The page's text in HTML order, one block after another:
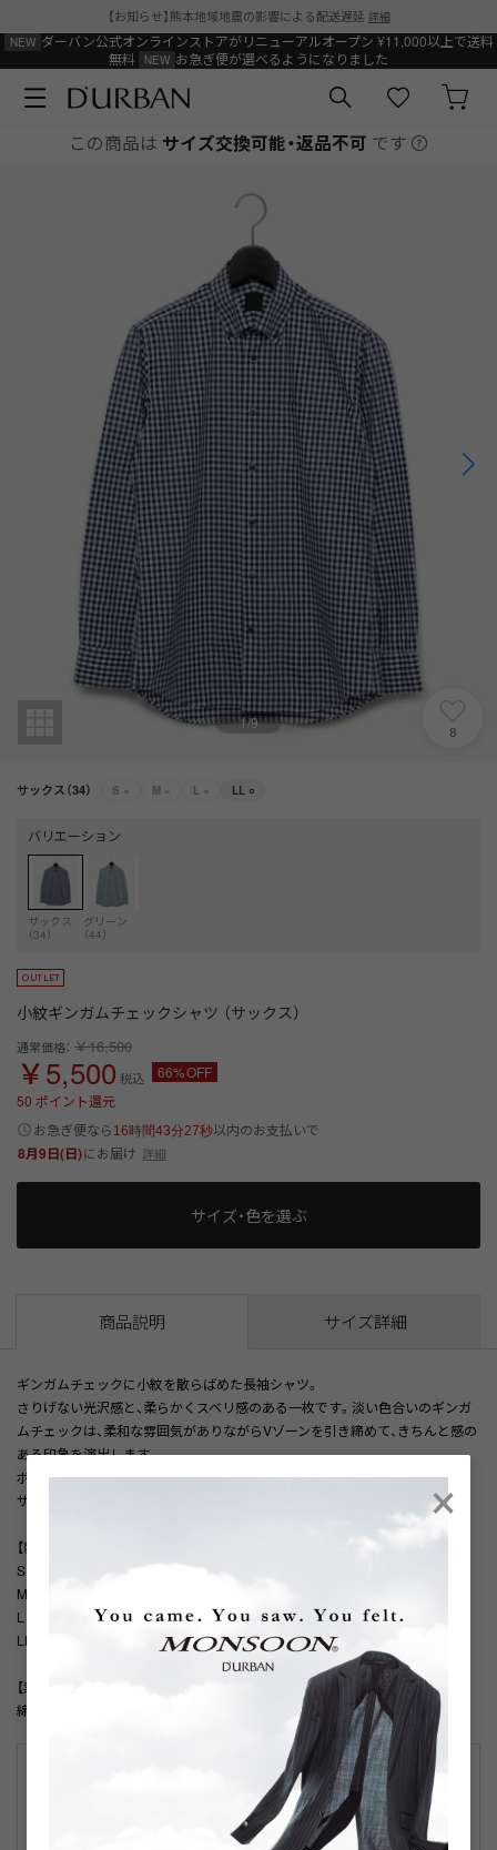
【お知らせ】熊本地域地震の影響による配送遅延 詳細
ダーバン公式オンラインストアがリニューアルオープン ¥11,000以上で送料
無料
お急ぎ便が選べるようになりました
この商品は サイズ交換可能・返品不可 です
1/9
8
サックス（34） S × M × L × LL ○
バリエーション
サックス
（34）
グリーン
（44）
小紋ギンガムチェックシャツ （サックス）
通常価格： ￥16,500
￥5,500 税込
66%OFF
50 ポイント還元
お急ぎ便なら 16時間43分27秒以内のお支払いで
8月9日(日)にお届け 詳細
サイズ・色を選ぶ
商品説明 サイズ詳細
ギンガムチェックに小紋を散らばめた長袖シャツ。
さりげない光沢感と、柔らかくスベリ感のある一枚です。淡い色合いのギンガ
ムチェックは、柔和な雰囲気がありながらVゾーンを引き締めて、きちんと感の
ある印象を演出します。
ボタンダウン仕様で、オフスタイルのインナーとしてもお勧めです。
サックス、グリーンの2色展開。
【製品寸法】
S : 肩幅:44.5, バスト:104, 袖丈:60.3, ゆき丈:82.5, 着丈:75, 首周り:38.5
M : 肩幅:46, バスト:110, 袖丈:61.5, ゆき丈:84.5, 着丈:77, 首周り:39.5
L : 肩幅:47, バスト:114, 袖丈:63, ゆき丈:86.5, 着丈:79, 首周り:41.5
LL : 肩幅:48, バスト:120, 袖丈:62.5, ゆき丈:86.5, 着丈:81, 首周り:43.5
【素材】
綿100.0%
主にはシーズン落ちの新品になりますが、中には細かな傷やシワ、若干の
色落ち等がある場合がございます（訳あり品を除く）。
×